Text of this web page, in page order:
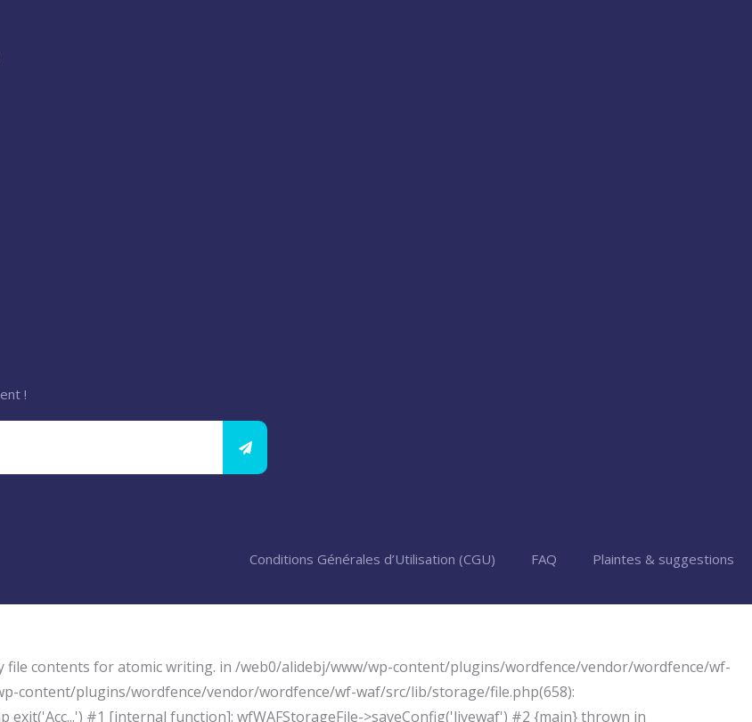
!
Conditions Générales d’Utilisation (CGU) FAQ Plaintes & suggestions
file contents for atomic writing. in /web0/alidebj/www/wp-content/plugins/wordfence/vendor/wordfence/wf-
content/plugins/wordfence/vendor/wordfence/wf-waf/src/lib/storage/file.php(658):
exit('Acc...') #1 [internal function]: wfWAFStorageFile->saveConfig('livewaf') #2 {main} thrown in